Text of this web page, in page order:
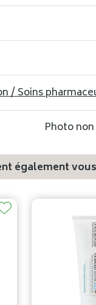
/ Soins
Photo
également